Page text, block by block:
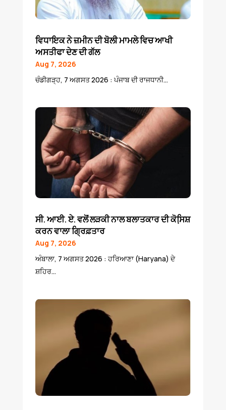
ਵਿਧਾਇਕ ਨੇ ਜ਼ਮੀਨ ਦੀ ਬੋਲੀ ਮਾਮਲੇ ਵਿਚ ਆਖੀ
ਅਸਤੀਫਾ ਦੇਣ ਦੀ ਗੱਲ
Aug 7, 2026
ਚੰਡੀਗੜ੍ਹ, 7 ਅਗਸਤ 2026 : ਪੰਜਾਬ ਦੀ ਰਾਜਧਾਨੀ...
ਸੀ. ਆਈ. ਏ. ਵਲੋਂ ਲੜਕੀ ਨਾਲ ਬਲਾਤਕਾਰ ਦੀ ਕੋਸਿ਼ਸ਼
ਕਰਨ ਵਾਲਾ ਗ੍ਰਿਫ਼ਤਾਰ
Aug 7, 2026
ਅੰਬਾਲਾ, 7 ਅਗਸਤ 2026 : ਹਰਿਆਣਾ (Haryana) ਦੇ
ਸ਼ਹਿਰ...